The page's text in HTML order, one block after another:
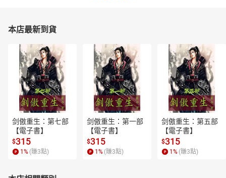
本店最新到貨
剑傲重生：第七部
【電子書】
$315
1 % (賺3點)
剑傲重生：第一部
【電子書】
$315
1 % (賺3點)
剑傲重生：第五部
【電子書】
$315
1 % (賺3點)